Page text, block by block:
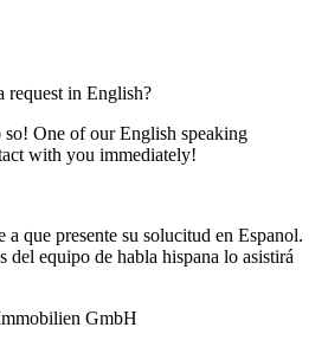
request in English?
so! One of our English speaking
with you immediately!
que presente su solucitud en Espanol.
del equipo de habla hispana lo asistirá
GmbH